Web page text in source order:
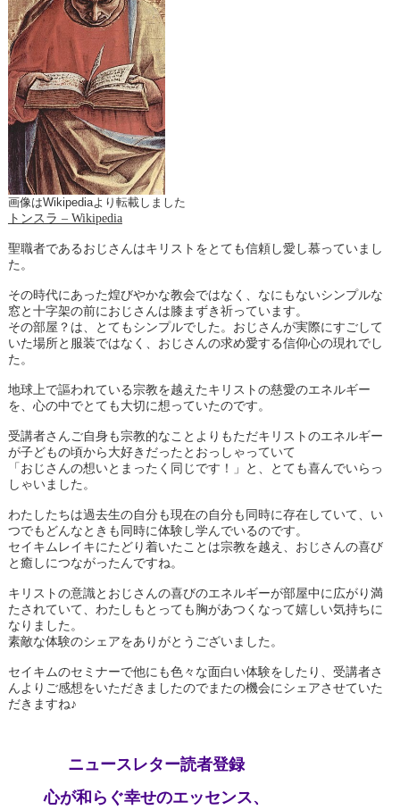
画像はWikipediaより転載しました
トンスラ – Wikipedia
聖職者であるおじさんはキリストをとても信頼し愛し慕っていまし
た。
その時代にあった煌びやかな教会ではなく、なにもないシンプルな
窓と十字架の前におじさんは膝まずき祈っています。
その部屋？は、とてもシンプルでした。おじさんが実際にすごして
いた場所と服装ではなく、おじさんの求め愛する信仰心の現れでし
た。
地球上で謳われている宗教を越えたキリストの慈愛のエネルギー
を、心の中でとても大切に想っていたのです。
受講者さんご自身も宗教的なことよりもただキリストのエネルギー
が子どもの頃から大好きだったとおっしゃっていて
「おじさんの想いとまったく同じです！」と、とても喜んでいらっ
しゃいました。
わたしたちは過去生の自分も現在の自分も同時に存在していて、い
つでもどんなときも同時に体験し学んでいるのです。
セイキムレイキにたどり着いたことは宗教を越え、おじさんの喜び
と癒しにつながったんですね。
キリストの意識とおじさんの喜びのエネルギーが部屋中に広がり満
たされていて、わたしもとっても胸があつくなって嬉しい気持ちに
なりました。
素敵な体験のシェアをありがとうございました。
セイキムのセミナーで他にも色々な面白い体験をしたり、受講者さ
んよりご感想をいただきましたのでまたの機会にシェアさせていた
だきますね♪
ニュースレター読者登録
心が和らぐ幸せのエッセンス、